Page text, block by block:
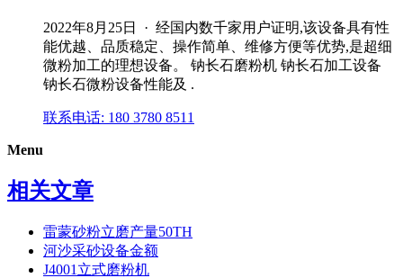
2022年8月25日 · 经国内数千家用户证明,该设备具有性
能优越、品质稳定、操作简单、维修方便等优势,是超细
微粉加工的理想设备。 钠长石磨粉机 钠长石加工设备
钠长石微粉设备性能及 .
联系电话: 180 3780 8511
Menu
相关文章
雷蒙砂粉立磨产量50TH
河沙采砂设备金额
J4001立式磨粉机